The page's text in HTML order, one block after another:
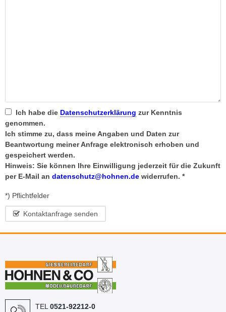
Ich habe die Datenschutzerklärung zur Kenntnis
genommen.
Ich stimme zu, dass meine Angaben und Daten zur
Beantwortung meiner Anfrage elektronisch erhoben und
gespeichert werden.
Hinweis: Sie können Ihre Einwilligung jederzeit für die Zukunft
per E-Mail an datenschutz@hohnen.de widerrufen.
) Pflichtfelder
Kontaktanfrage senden
TEL 0521-92212-0